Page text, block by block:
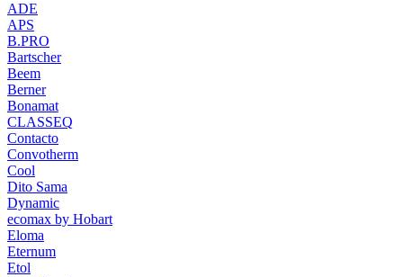
ADE
APS
B.PRO
Bartscher
Beem
Berner
Bonamat
CLASSEQ
Contacto
Convotherm
Cool
Dito Sama
Dynamic
ecomax by Hobart
Eloma
Eternum
Etol